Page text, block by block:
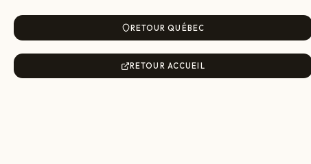
RETOUR QUÉBEC
RETOUR ACCUEIL